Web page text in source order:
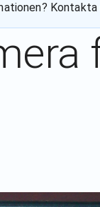
Kontakta